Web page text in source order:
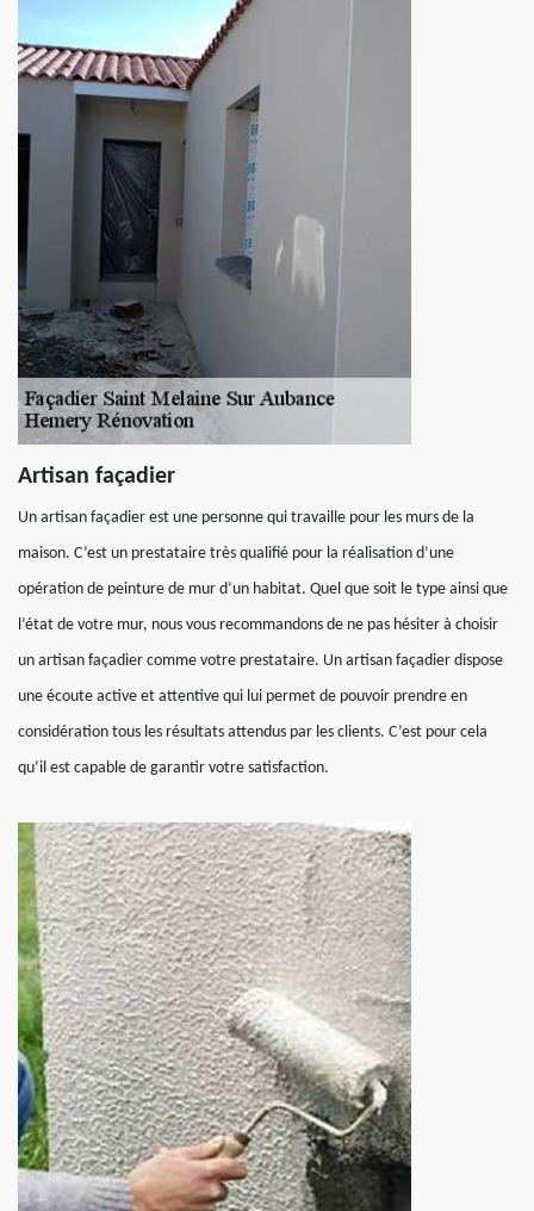
Artisan façadier
Un artisan façadier est une personne qui travaille pour les murs de la
maison. C’est un prestataire très qualifié pour la réalisation d’une
opération de peinture de mur d’un habitat. Quel que soit le type ainsi que
l’état de votre mur, nous vous recommandons de ne pas hésiter à choisir
un artisan façadier comme votre prestataire. Un artisan façadier dispose
une écoute active et attentive qui lui permet de pouvoir prendre en
considération tous les résultats attendus par les clients. C’est pour cela
qu’il est capable de garantir votre satisfaction.